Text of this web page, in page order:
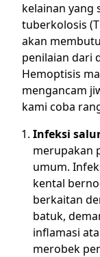
kelainan yang
tuberkolosis
akan
penilaian dari
Hemoptisis
mengancam
kami coba
Infeksi
merupakan
umum.
kental
berkaitan
batuk,
inflamasi
merobek